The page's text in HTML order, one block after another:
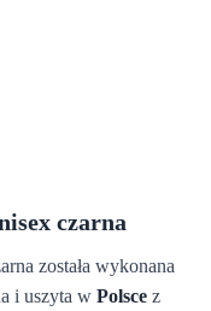
czarna
została wykonana
i uszyta w Polsce z